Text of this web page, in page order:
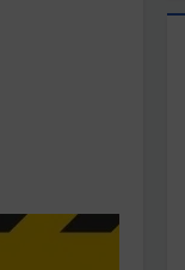
hozzá?
as években
van felújítva